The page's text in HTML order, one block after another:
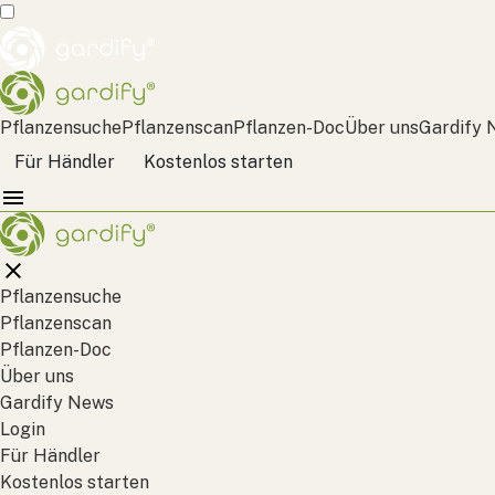
PflanzensuchePflanzenscanPflanzen-DocÜber unsGardify
Für Händler
Kostenlos starten
Pflanzensuche
Pflanzenscan
Pflanzen-Doc
Über uns
Gardify News
Login
Für Händler
Kostenlos starten